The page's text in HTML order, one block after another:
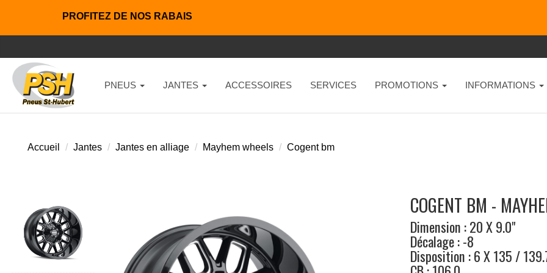
PROFITEZ DE NOS RABAIS
PNEUS JANTES ACCESSOIRES SERVICES PROMOTIONS INFORMATIONS
Accueil Jantes Jantes en alliage Mayhem wheels Cogent bm
COGENT BM -
Dimension : 20 X 9.0"
Décalage : -8
Disposition : 6 X 135 /